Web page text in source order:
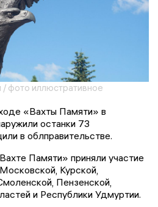
фото иллюстративное
«Вахты Памяти» в
останки 73
в облправительстве.
Памяти» приняли участие
Курской,
Пензенской,
и Республики Удмуртии.